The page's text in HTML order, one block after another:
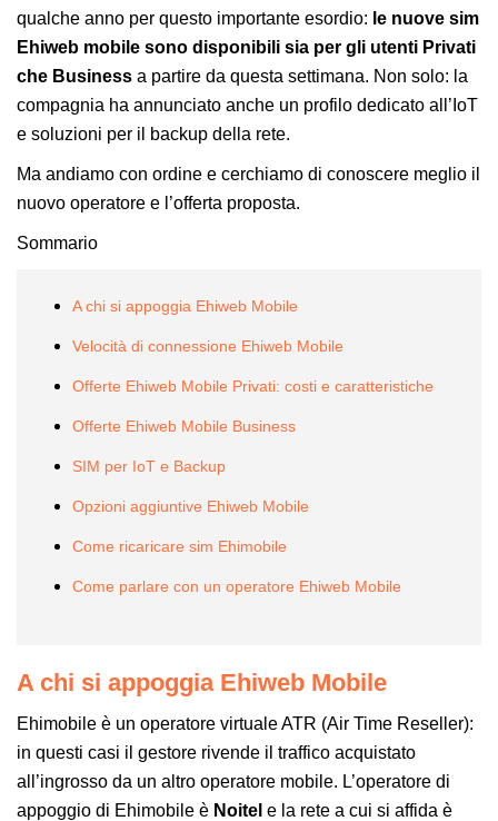
qualche anno per questo importante esordio: le nuove sim
Ehiweb mobile sono disponibili sia per gli utenti Privati
che Business a partire da questa settimana. Non solo: la
compagnia ha annunciato anche un profilo dedicato all’IoT
e soluzioni per il backup della rete.
Ma andiamo con ordine e cerchiamo di conoscere meglio il
nuovo operatore e l’offerta proposta.
Sommario
A chi si appoggia Ehiweb Mobile
Velocità di connessione Ehiweb Mobile
Offerte Ehiweb Mobile Privati: costi e caratteristiche
Offerte Ehiweb Mobile Business
SIM per IoT e Backup
Opzioni aggiuntive Ehiweb Mobile
Come ricaricare sim Ehimobile
Come parlare con un operatore Ehiweb Mobile
A chi si appoggia Ehiweb Mobile
Ehimobile è un operatore virtuale ATR (Air Time Reseller):
in questi casi il gestore rivende il traffico acquistato
all’ingrosso da un altro operatore mobile. L’operatore di
appoggio di Ehimobile è Noitel e la rete a cui si affida è